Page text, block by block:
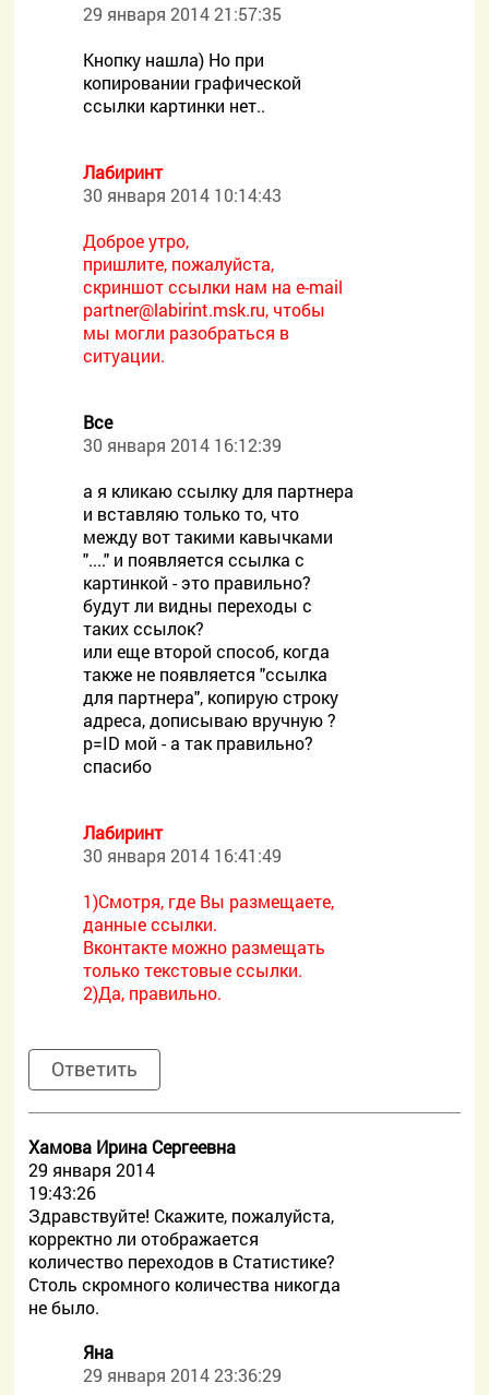
29 января 2014 21:57:35
Кнопку нашла) Но при
копировании графической
ссылки картинки нет..
Лабиринт
30 января 2014 10:14:43
Доброе утро,
пришлите, пожалуйста,
скриншот ссылки нам на e-mail
partner@labirint.msk.ru, чтобы
мы могли разобраться в
ситуации.
Все
30 января 2014 16:12:39
а я кликаю ссылку для партнера
и вставляю только то, что
между вот такими кавычками
"...." и появляется ссылка с
картинкой - это правильно?
будут ли видны переходы с
таких ссылок?
или еще второй способ, когда
также не появляется "ссылка
для партнера", копирую строку
адреса, дописываю вручную ?
p=ID мой - а так правильно?
спасибо
Лабиринт
30 января 2014 16:41:49
1)Смотря, где Вы размещаете,
данные ссылки.
Вконтакте можно размещать
только текстовые ссылки.
2)Да, правильно.
Ответить
Хамова Ирина Сергеевна
29 января 2014
19:43:26
Здравствуйте! Скажите, пожалуйста,
корректно ли отображается
количество переходов в Статистике?
Столь скромного количества никогда
не было.
Яна
29 января 2014 23:36:29